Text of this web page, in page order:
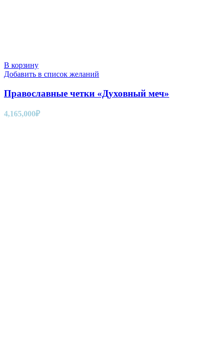
В корзину
Добавить в список желаний
Православные четки «Духовный меч»
4,165,000₽